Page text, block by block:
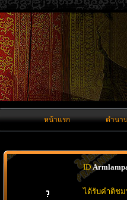
หน้าแรก ตำนา
ID
ได้รับคำติช